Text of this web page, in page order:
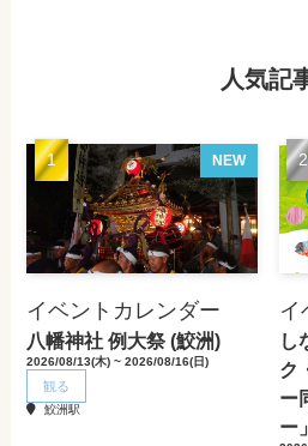
人気記
NEW
イベントカレンダー
八幡神社 例大祭 (鮫洲)
2026/08/13(木) ~ 2026/08/16(日)
観る
鮫洲駅
イ
し
ク
ー
ー」